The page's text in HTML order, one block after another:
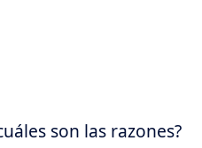
son las razones?